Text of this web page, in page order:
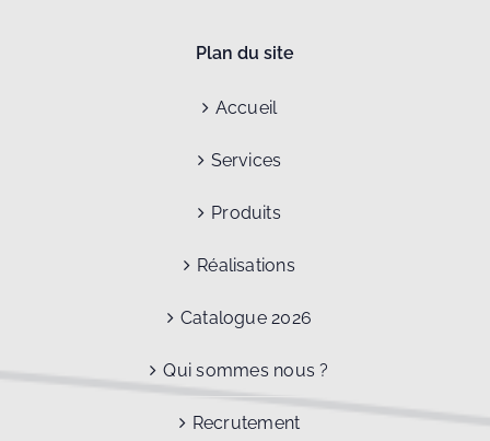
Plan du site
Accueil
Services
Produits
Réalisations
Catalogue 2026
Qui sommes nous ?
Recrutement